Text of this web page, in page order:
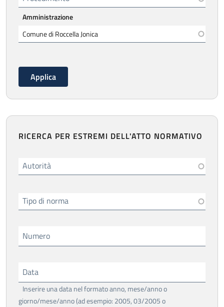
Amministrazione
RICERCA PER ESTREMI DELL'ATTO NORMATIVO
Autorità
Tipo di norma
Numero
Data
Inserire una data nel formato anno, mese/anno o
giorno/mese/anno (ad esempio: 2005, 03/2005 o